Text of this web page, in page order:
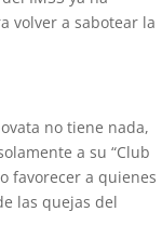
volver a sabotear la
no tiene nada,
a su “Club
favorecer a quienes
las quejas del